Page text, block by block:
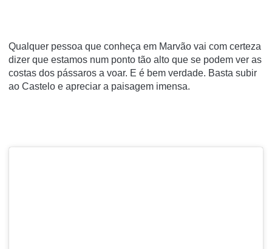
Qualquer pessoa que conheça em Marvão vai com certeza
dizer que estamos num ponto tão alto que se podem ver as
costas dos pássaros a voar. E é bem verdade. Basta subir
ao Castelo e apreciar a paisagem imensa.